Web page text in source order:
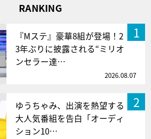
RANKING
1
『Mステ』豪華8組が登場！2
3年ぶりに披露される“ミリオ
ンセラー達…
2026.08.07
2
ゆうちゃみ、出演を熱望する
大人気番組を告白「オーディ
ション10…